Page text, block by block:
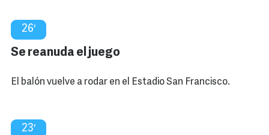
26′
Se reanuda el juego
El balón vuelve a rodar en el Estadio San Francisco.
23′